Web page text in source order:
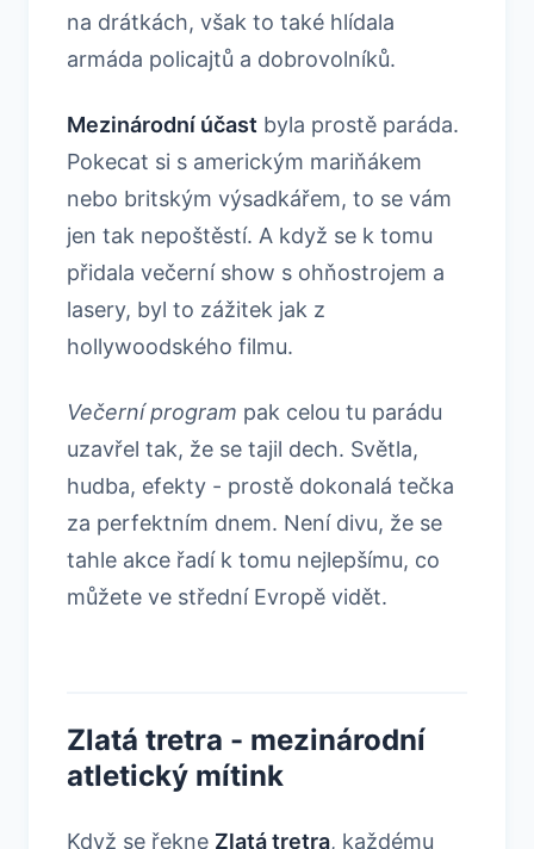
na drátkách, však to také hlídala
armáda policajtů a dobrovolníků.
Mezinárodní účast byla prostě paráda.
Pokecat si s americkým mariňákem
nebo britským výsadkářem, to se vám
jen tak nepoštěstí. A když se k tomu
přidala večerní show s ohňostrojem a
lasery, byl to zážitek jak z
hollywoodského filmu.
Večerní program pak celou tu parádu
uzavřel tak, že se tajil dech. Světla,
hudba, efekty - prostě dokonalá tečka
za perfektním dnem. Není divu, že se
tahle akce řadí k tomu nejlepšímu, co
můžete ve střední Evropě vidět.
Zlatá tretra - mezinárodní
atletický mítink
Když se řekne Zlatá tretra, každému